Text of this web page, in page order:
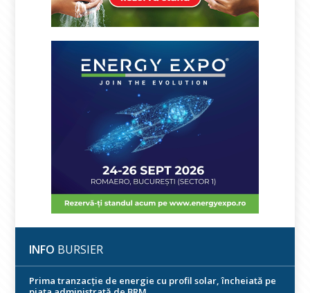
INFO BURSIER
Prima tranzacție de energie cu profil solar, încheiată pe